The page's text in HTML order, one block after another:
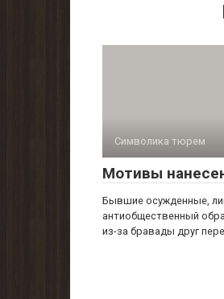
Символика тюрем
Мотивы
Бывшие осужденные,
антиобщественный
из-за бравады друг